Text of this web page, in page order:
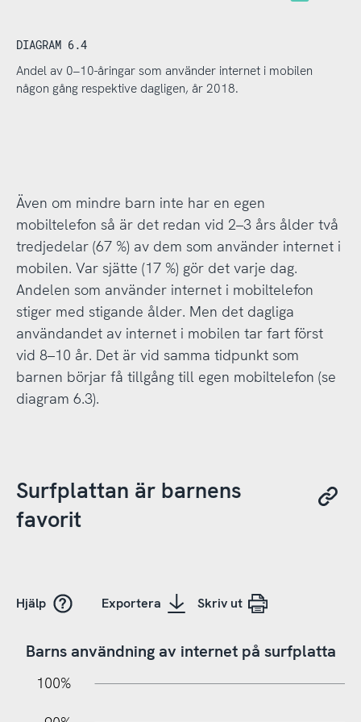
DIAGRAM 6.4
Andel av 0–10-åringar som använder internet i mobilen
någon gång respektive dagligen, år 2018.
Även om mindre barn inte har en egen
mobiltelefon så är det redan vid 2–3 års ålder två
tredjedelar (67 %) av dem som använder internet i
mobilen. Var sjätte (17 %) gör det varje dag.
Andelen som använder internet i mobiltelefon
stiger med stigande ålder. Men det dagliga
användandet av internet i mobilen tar fart först
vid 8–10 år. Det är vid samma tidpunkt som
barnen börjar få tillgång till egen mobiltelefon (se
diagram 6.3).
Surfplattan är barnens
favorit
Hjälp Exportera Skriv ut
Barns användning av internet på surfplatta
100%